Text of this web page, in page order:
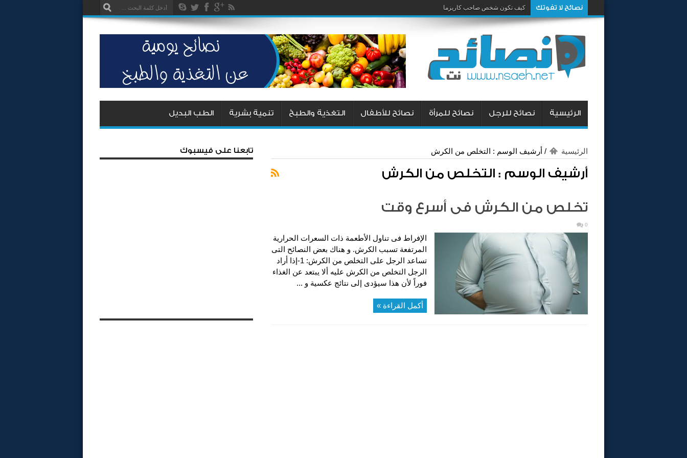
نصائح لا تفوتك كيف تكون شخص صاحب كاريزما
الرئيسية نصائح للرجل نصائح للمرأة نصائح للأطفال التغذية والطبخ تنمية بشرية الطب البديل
الرئيسية / أرشيف الوسم : التخلص من الكرش
أرشيف الوسم : التخلص من الكرش
تخلص من الكرش فى أسرع وقت
0
الإفراط فى تناول الأطعمة ذات السعرات الحرارية
المرتفعة تسبب الكرش. و هناك بعض النصائح التى
تساعد الرجل على التخلص من الكرش: 1-إذا أراد
الرجل التخلص من الكرش عليه ألا يبتعد عن الغذاء
فوراً لأن هذا سيؤدى إلى نتائج عكسية و ...
أكمل القراءة »
تابعنا على فيسبوك